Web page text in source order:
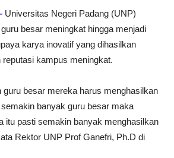
Universitas Negeri Padang (UNP)
besar meningkat hingga menjadi
karya inovatif yang dihasilkan
kampus meningkat.
guru besar mereka harus menghasilkan
banyak guru besar maka
itu pasti semakin banyak menghasilkan
Rektor UNP Prof Ganefri, Ph.D di